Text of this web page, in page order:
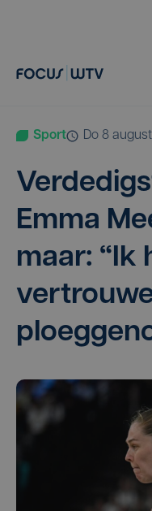
Sport do 8
Emma
maar: “Ik